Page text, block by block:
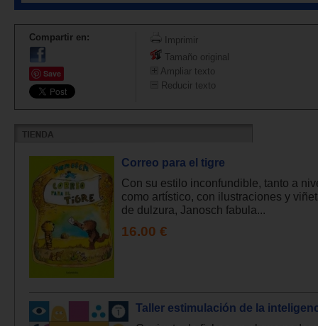
Compartir en:
Save
Imprimir
Tamaño original
Ampliar texto
Reducir texto
Correo para el tigre
Con su estilo inconfundible, tanto a
como artístico, con ilustraciones y
de dulzura, Janosch fabula...
16.00 €
Taller estimulación de la